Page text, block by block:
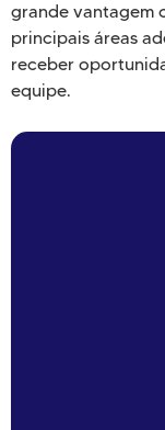
grande vantagem
principais áreas
receber
equipe.